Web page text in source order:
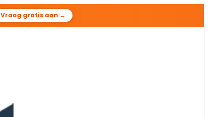
Vraag gratis aan →